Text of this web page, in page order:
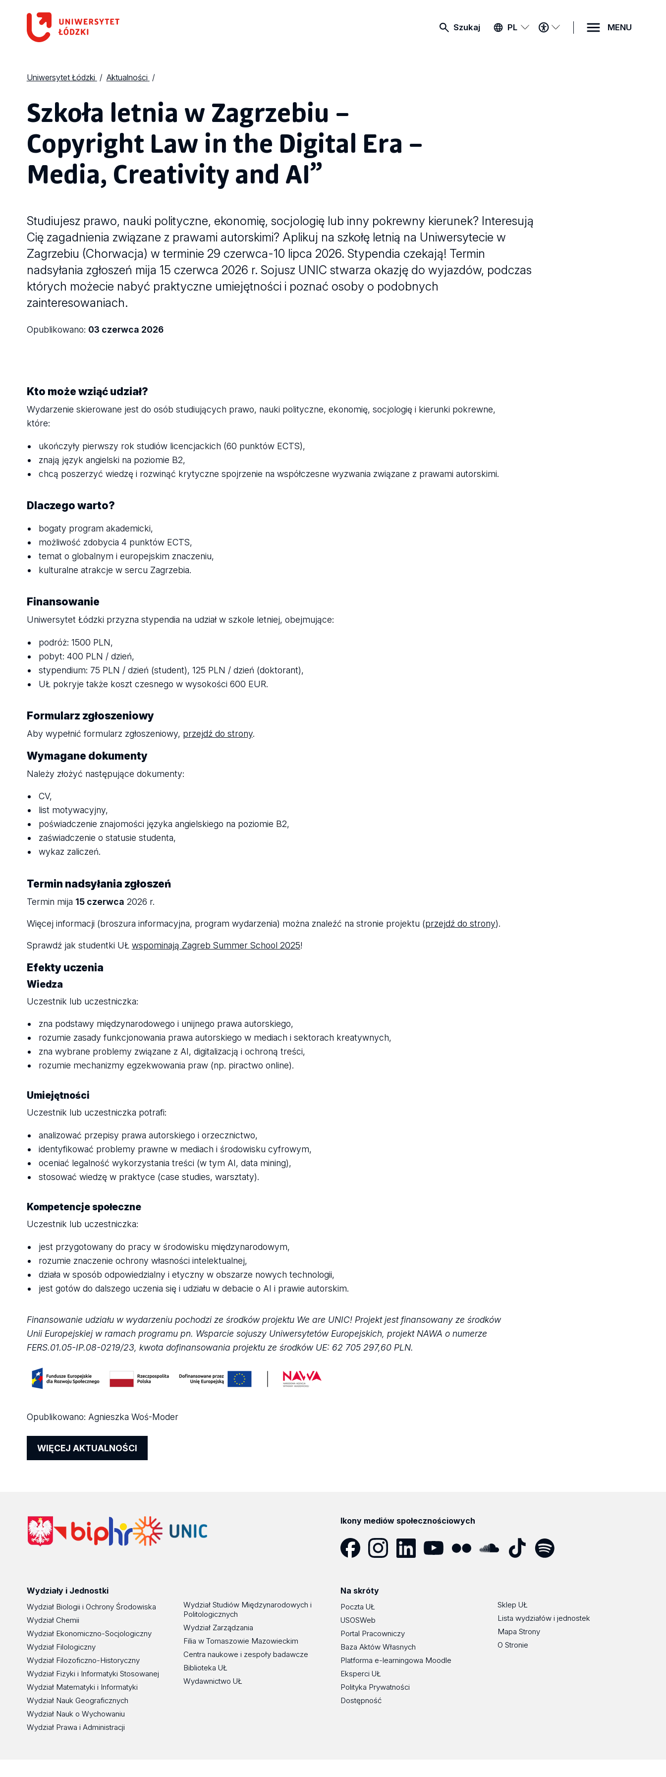
Szukaj PL
MENU
DOSTĘPNOŚCI
MENU
Uniwersytet Łódzki Aktualności
Szkoła letnia w Zagrzebiu –
Copyright Law in the Digital Era –
Media, Creativity and AI”
Studiujesz prawo, nauki polityczne, ekonomię, socjologię lub inny pokrewny kierunek? Interesują
Cię zagadnienia związane z prawami autorskimi? Aplikuj na szkołę letnią na Uniwersytecie w
Zagrzebiu (Chorwacja) w terminie 29 czerwca-10 lipca 2026. Stypendia czekają! Termin
nadsyłania zgłoszeń mija 15 czerwca 2026 r. Sojusz UNIC stwarza okazję do wyjazdów, podczas
których możecie nabyć praktyczne umiejętności i poznać osoby o podobnych
zainteresowaniach.
Opublikowano: 03 czerwca 2026
Kto może wziąć udział?
Wydarzenie skierowane jest do osób studiujących prawo, nauki polityczne, ekonomię, socjologię i kierunki pokrewne,
które:
ukończyły pierwszy rok studiów licencjackich (60 punktów ECTS),
znają język angielski na poziomie B2,
chcą poszerzyć wiedzę i rozwinąć krytyczne spojrzenie na współczesne wyzwania związane z prawami autorskimi.
Dlaczego warto?
bogaty program akademicki,
możliwość zdobycia 4 punktów ECTS,
temat o globalnym i europejskim znaczeniu,
kulturalne atrakcje w sercu Zagrzebia.
Finansowanie
Uniwersytet Łódzki przyzna stypendia na udział w szkole letniej, obejmujące:
podróż: 1500 PLN,
pobyt: 400 PLN / dzień,
stypendium: 75 PLN / dzień (student), 125 PLN / dzień (doktorant),
UŁ pokryje także koszt czesnego w wysokości 600 EUR.
Formularz zgłoszeniowy
Aby wypełnić formularz zgłoszeniowy, przejdź do strony.
Wymagane dokumenty
Należy złożyć następujące dokumenty:
CV,
list motywacyjny,
poświadczenie znajomości języka angielskiego na poziomie B2,
zaświadczenie o statusie studenta,
wykaz zaliczeń.
Termin nadsyłania zgłoszeń
Termin mija 15 czerwca 2026 r.
Więcej informacji (broszura informacyjna, program wydarzenia) można znaleźć na stronie projektu (przejdź do strony).
Sprawdź jak studentki UŁ wspominają Zagreb Summer School 2025!
Efekty uczenia
Wiedza
Uczestnik lub uczestniczka:
zna podstawy międzynarodowego i unijnego prawa autorskiego,
rozumie zasady funkcjonowania prawa autorskiego w mediach i sektorach kreatywnych,
zna wybrane problemy związane z AI, digitalizacją i ochroną treści,
rozumie mechanizmy egzekwowania praw (np. piractwo online).
Umiejętności
Uczestnik lub uczestniczka potrafi:
analizować przepisy prawa autorskiego i orzecznictwo,
identyfikować problemy prawne w mediach i środowisku cyfrowym,
oceniać legalność wykorzystania treści (w tym AI, data mining),
stosować wiedzę w praktyce (case studies, warsztaty).
Kompetencje społeczne
Uczestnik lub uczestniczka:
jest przygotowany do pracy w środowisku międzynarodowym,
rozumie znaczenie ochrony własności intelektualnej,
działa w sposób odpowiedzialny i etyczny w obszarze nowych technologii,
jest gotów do dalszego uczenia się i udziału w debacie o AI i prawie autorskim.
Finansowanie udziału w wydarzeniu pochodzi ze środków projektu We are UNIC! Projekt jest finansowany ze środków
Unii Europejskiej w ramach programu pn. Wsparcie sojuszy Uniwersytetów Europejskich, projekt NAWA o numerze
FERS.01.05-IP.08-0219/23, kwota dofinansowania projektu ze środków UE: 62 705 297,60 PLN.
Opublikowano: Agnieszka Woś-Moder
WIĘCEJ AKTUALNOŚCI
Ikony mediów społecznościowych
Wydziały i Jednostki
Wydział Biologii i Ochrony Środowiska
Wydział Chemii
Wydział Ekonomiczno-Socjologiczny
Wydział Filologiczny
Wydział Filozoficzno-Historyczny
Wydział Fizyki i Informatyki Stosowanej
Wydział Matematyki i Informatyki
Wydział Nauk Geograficznych
Wydział Nauk o Wychowaniu
Wydział Prawa i Administracji
Wydział Studiów Międzynarodowych i
Politologicznych
Wydział Zarządzania
Filia w Tomaszowie Mazowieckim
Centra naukowe i zespoły badawcze
Biblioteka UŁ
Wydawnictwo UŁ
Na skróty
Poczta UŁ
USOSWeb
Portal Pracowniczy
Baza Aktów Własnych
Platforma e-learningowa Moodle
Eksperci UŁ
Polityka Prywatności
Dostępność
Sklep UŁ
Lista wydziałów i jednostek
Mapa Strony
O Stronie